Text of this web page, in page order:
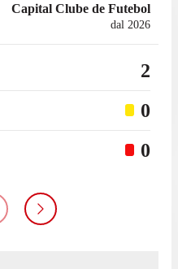
Capital Clube de Futebol
dal 2026
2
0
0